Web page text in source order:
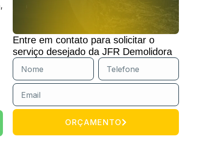
Entre em contato para solicitar o
serviço desejado da JFR Demolidora
ORÇAMENTO